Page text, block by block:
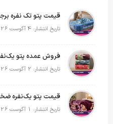
تاریخ انتشار: 4 آگوست 2026
تاریخ انتشار: 2 آگوست 2026
تاریخ انتشار: 1 آگوست 2026